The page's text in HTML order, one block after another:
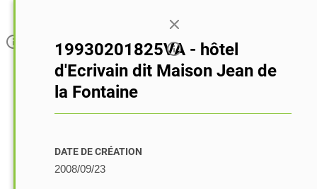
19930201825VA - hôtel
d'Ecrivain dit Maison Jean de
la Fontaine
DATE DE CRÉATION
2008/09/23